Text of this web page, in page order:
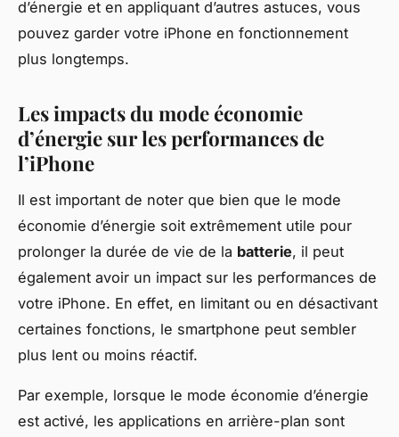
d’énergie et en appliquant d’autres astuces, vous
pouvez garder votre iPhone en fonctionnement
plus longtemps.
Les impacts du mode économie
d’énergie sur les performances de
l’iPhone
Il est important de noter que bien que le mode
économie d’énergie soit extrêmement utile pour
prolonger la durée de vie de la batterie, il peut
également avoir un impact sur les performances de
votre iPhone. En effet, en limitant ou en désactivant
certaines fonctions, le smartphone peut sembler
plus lent ou moins réactif.
Par exemple, lorsque le mode économie d’énergie
est activé, les applications en arrière-plan sont